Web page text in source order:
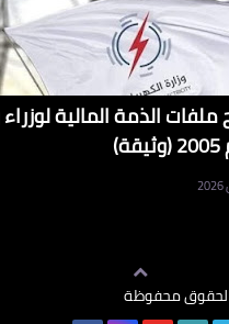
الذمة المالية
محفوظة